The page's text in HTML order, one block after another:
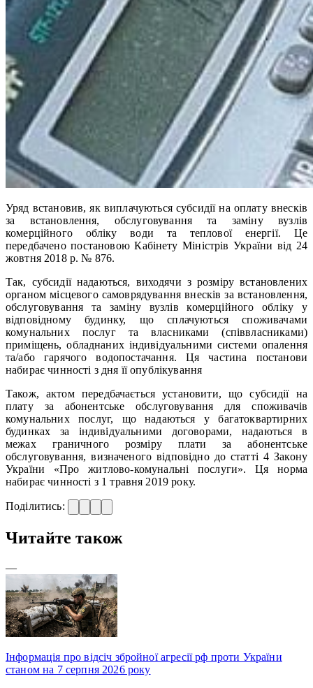
Уряд встановив, як виплачуються субсидії на оплату внесків
за встановлення, обслуговування та заміну вузлів
комерційного обліку води та теплової енергії. Це
передбачено постановою Кабінету Міністрів України від 24
жовтня 2018 р. № 876.
Так, субсидії надаються, виходячи з розміру встановлених
органом місцевого самоврядування внесків за встановлення,
обслуговування та заміну вузлів комерційного обліку у
відповідному будинку, що сплачуються споживачами
комунальних послуг та власниками (співвласниками)
приміщень, обладнаних індивідуальними системи опалення
та/або гарячого водопостачання. Ця частина постанови
набирає чинності з дня її опублікування
Також, актом передбачається установити, що субсидії на
плату за абонентське обслуговування для споживачів
комунальних послуг, що надаються у багатоквартирних
будинках за індивідуальними договорами, надаються в
межах граничного розміру плати за абонентське
обслуговування, визначеного відповідно до статті 4 Закону
України «Про житлово-комунальні послуги». Ця норма
набирає чинності з 1 травня 2019 року.
Поділитись:
Читайте також
—
Інформація про відсіч збройної агресії рф проти України
станом на 7 серпня 2026 року